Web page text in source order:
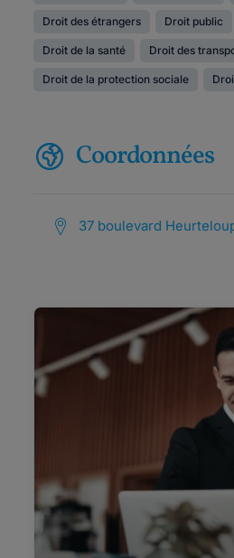
Droit des étrangers Droit public
Droit de la santé Droit des
Droit de la protection sociale
Coordonnées
37 boulevard